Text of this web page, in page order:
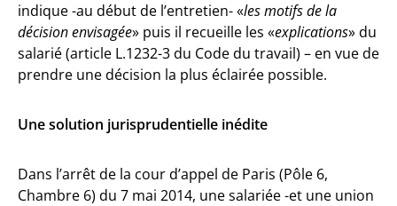
indique -au début de l’entretien- «les motifs de la
décision envisagée» puis il recueille les «explications» du
salarié (article L.1232-3 du Code du travail) – en vue de
prendre une décision la plus éclairée possible.
Une solution jurisprudentielle inédite
Dans l’arrêt de la cour d’appel de Paris (Pôle 6,
Chambre 6) du 7 mai 2014, une salariée -et une union